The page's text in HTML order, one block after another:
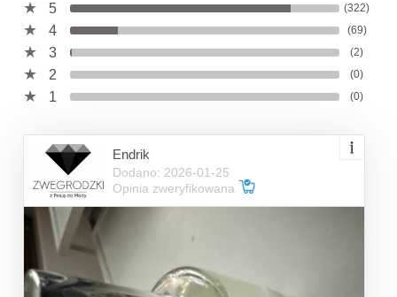
5
(322)
4 (69)
3 (2)
2 (0)
1 (0)
Endrik
Dodano: 2026-01-25
Opinia zweryfikowana